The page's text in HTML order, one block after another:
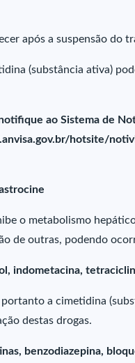
após a suspensão do
(substância ativa)
ao Sistema de
hotsite/
o metabolismo
de outras, podendo
indometacina,
a cimetidina
destas drogas.
benzodiazepina,